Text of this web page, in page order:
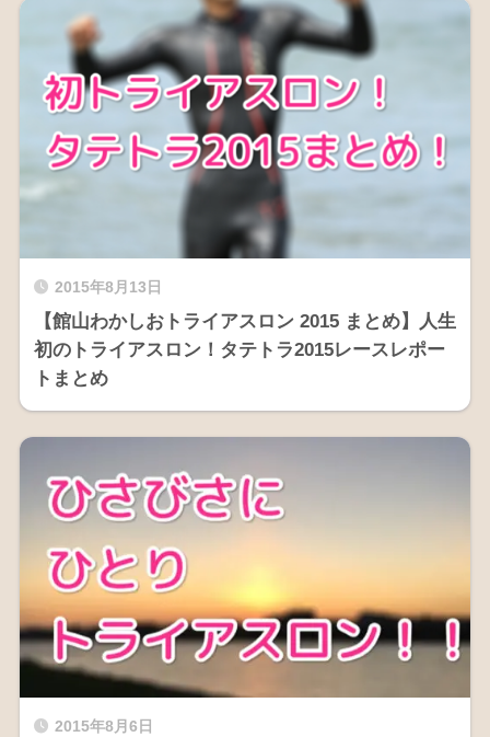
2015年8月13日
【館山わかしおトライアスロン 2015 まとめ】人生
初のトライアスロン！タテトラ2015レースレポー
トまとめ
2015年8月6日